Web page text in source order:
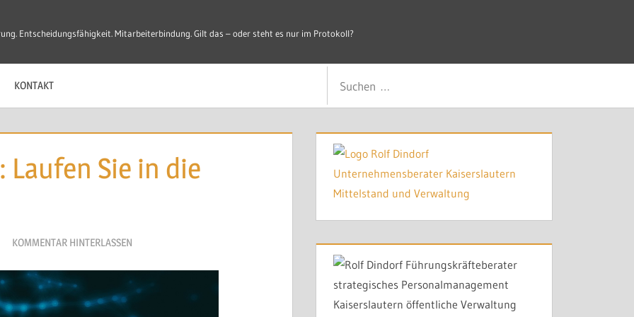
Entscheidungsfähigkeit. Mitarbeiterbindung. Gilt das – oder steht es nur im Protokoll?
KONTAKT
Sie in die
KOMMENTAR HINTERLASSEN
Entscheidungen, die nicht gelten, kosten mehr als Zeit.